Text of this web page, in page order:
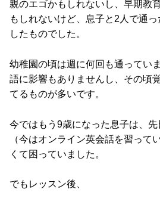
親のエゴかもしれないし、早期教
もしれないけど、息子と2人で通
したものでした。
幼稚園の頃は週に何回も通ってい
語に影響もありませんし、その頃
てるものが多いです。
今ではもう9歳になった息子は、
（今はオンライン英会話を習って
くて困っていました。
でもレッスン後、